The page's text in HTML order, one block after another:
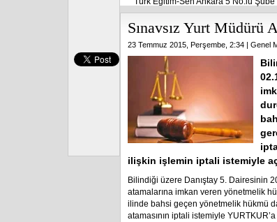
Sınavsız Yurt Müdürü
23 Temmuz 2015, Perşembe, 2:34 | Genel
ilişkin işlemin iptali istemiyle
Bilindiği üzere Danıştay 5. Dairesinin
atamalarına imkan veren yönetmelik
ilinde bahsi geçen yönetmelik hükmü
atamasının iptali istemiyle